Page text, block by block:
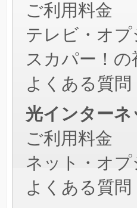
ご利用料金
テレビ・オ
スカパー！の
よくある質問
光インターネ
ご利用料金
ネット・オ
よくある質問